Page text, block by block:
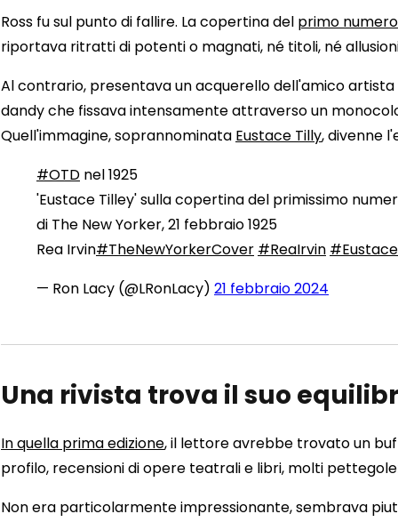
Ross fu sul punto di fallire. La copertina del primo numero
riportava ritratti di potenti o magnati, né titoli, né
Al contrario, presentava un acquerello dell'amico artista
dandy che fissava intensamente attraverso un
Quell'immagine, soprannominata Eustace Tilly, divenne
#OTD nel 1925
'Eustace Tilley' sulla copertina del primissimo
di The New Yorker, 21 febbraio 1925
Rea Irvin#TheNewYorkerCover #ReaIrvin
— Ron Lacy (@LRonLacy) 21 febbraio 2024
Una rivista trova il suo
In quella prima edizione, il lettore avrebbe trovato un
profilo, recensioni di opere teatrali e libri, molti
Non era particolarmente impressionante, sembrava